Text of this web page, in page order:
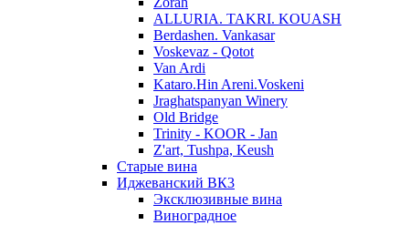
ALLURIA. TAKRI. KOUASH
Berdashen. Vankasar
Voskevaz - Qotot
Van Ardi
Kataro.Hin Areni.Voskeni
Jraghatspanyan Winery
Old Bridge
Trinity - KOOR - Jan
Z'art, Tushpa, Keush
Старые вина
Иджеванский ВК3
Эксклюзивные вина
Виноградное